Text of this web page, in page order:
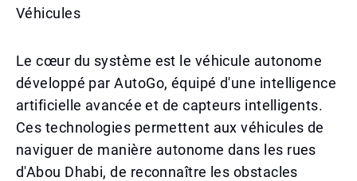
Véhicules
Le cœur du système est le véhicule autonome
développé par AutoGo, équipé d'une intelligence
artificielle avancée et de capteurs intelligents.
Ces technologies permettent aux véhicules de
naviguer de manière autonome dans les rues
d'Abou Dhabi, de reconnaître les obstacles